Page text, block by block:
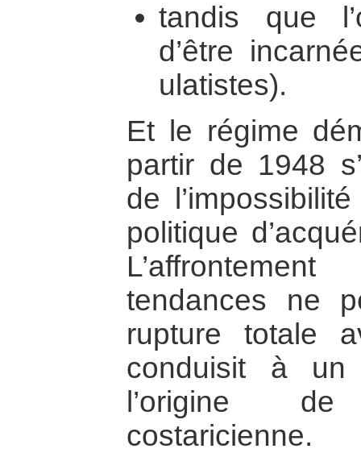
tandis que
d’être
ulatistes).
Et le régime
partir de 1948
de
politique
tendances ne
rupture totale
conduisit à un
l’origine
costaricienne.